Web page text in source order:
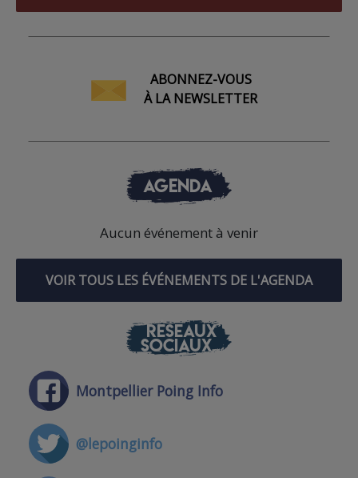
ABONNEZ-VOUS
À LA NEWSLETTER
AGENDA
Aucun événement à venir
VOIR TOUS LES ÉVÉNEMENTS DE L'AGENDA
RÉSEAUX
SOCIAUX
Montpellier Poing Info
@lepoinginfo